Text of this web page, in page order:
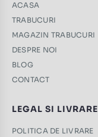
ACASA
TRABUCURI
MAGAZIN TRABUCURI
DESPRE NOI
BLOG
CONTACT
LEGAL SI LIVRARE
POLITICA DE LIVRARE